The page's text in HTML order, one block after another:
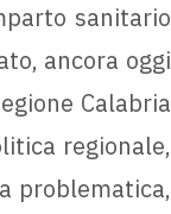
sanitario
ancora oggi
Calabria
regionale,
problematica,